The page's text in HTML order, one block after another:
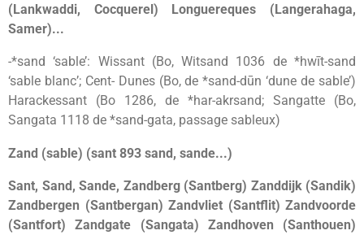
(Lankwaddi, Cocquerel) Longuereques (Langerahaga,
Samer)...
-*sand ‘sable’: Wissant (Bo, Witsand 1036 de *hwīt-sand
‘sable blanc’; Cent- Dunes (Bo, de *sand-dūn ‘dune de sable’)
Harackessant (Bo 1286, de *har-akrsand; Sangatte (Bo,
Sangata 1118 de *sand-gata, passage sableux)
Zand (sable) (sant 893 sand, sande...)
Sant, Sand, Sande, Zandberg (Santberg) Zanddijk (Sandik)
Zandbergen (Santbergan) Zandvliet (Santflit) Zandvoorde
(Santfort) Zandgate (Sangata) Zandhoven (Santhouen)